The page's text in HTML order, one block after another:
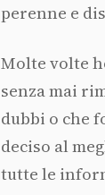
perenne e
Molte volte
senza mai
dubbi o che
deciso al
tutte le